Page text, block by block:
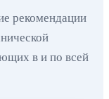
рекомендации
в и по всей